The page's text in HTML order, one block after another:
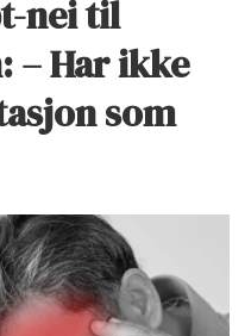
nei til
– Har ikke
som